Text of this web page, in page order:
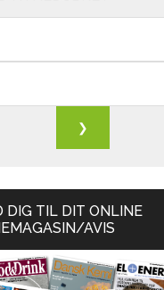
DIG TIL DIT ONLINE
AVIS